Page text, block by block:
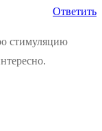
Ответить
стимуляцию